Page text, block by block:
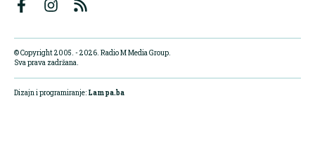
© Copyright 2005. - 2026. Radio M Media Group.
Sva prava zadržana.
Dizajn i programiranje: Lampa.ba